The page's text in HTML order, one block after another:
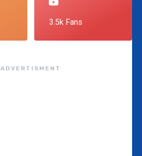
3.5k Fans
ADVERTISMENT